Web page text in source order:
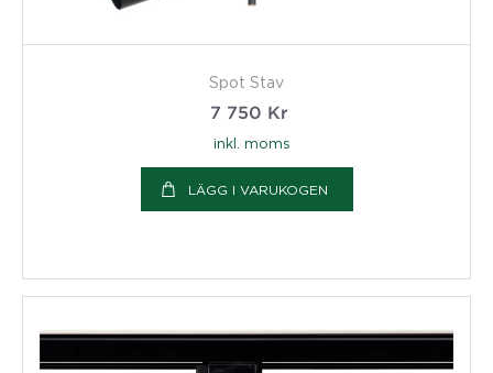
Spot Stav
7 750 Kr
inkl. moms
LÄGG I VARUKOGEN